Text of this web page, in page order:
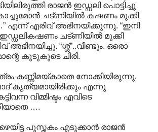
രാജൻ ഇഡ്ഡലി പൊട്ടിച്ചു
ചട്ണിയിൽ കഷണം മുക്കി
എന്ന് എരിവ് അഭിനയിക്കുന്നു. “ഇനി
ചട്ണിയിൽ മുക്കി
അഭിനയിച്ചു. “ശ്ശ്”..വീണ്ടും. ഒരൊ
കുടുകുടെ ചിരി.
കണ്ണിമയ്കാതെ നോക്കിയിരുന്നു.
കൃത്യമായിരിക്കും എന്നു
വിമ്മിഷ്ടം എവിടെ
….
പുസ്തകം എടുക്കാൻ രാജൻ